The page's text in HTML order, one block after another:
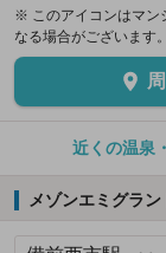
※ このアイコンはマン
なる場合がございます
近くの温泉
メゾンエミグラ